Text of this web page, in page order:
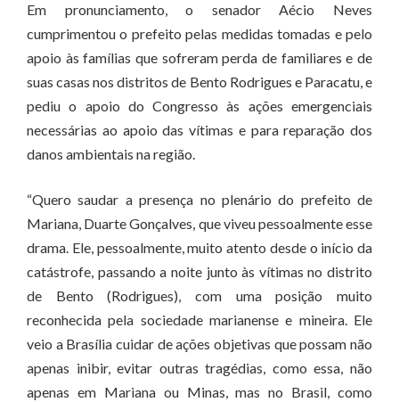
Em pronunciamento, o senador Aécio Neves
cumprimentou o prefeito pelas medidas tomadas e pelo
apoio às famílias que sofreram perda de familiares e de
suas casas nos distritos de Bento Rodrigues e Paracatu, e
pediu o apoio do Congresso às ações emergenciais
necessárias ao apoio das vítimas e para reparação dos
danos ambientais na região.
“Quero saudar a presença no plenário do prefeito de
Mariana, Duarte Gonçalves, que viveu pessoalmente esse
drama. Ele, pessoalmente, muito atento desde o início da
catástrofe, passando a noite junto às vítimas no distrito
de Bento (Rodrigues), com uma posição muito
reconhecida pela sociedade marianense e mineira. Ele
veio a Brasília cuidar de ações objetivas que possam não
apenas inibir, evitar outras tragédias, como essa, não
apenas em Mariana ou Minas, mas no Brasil, como